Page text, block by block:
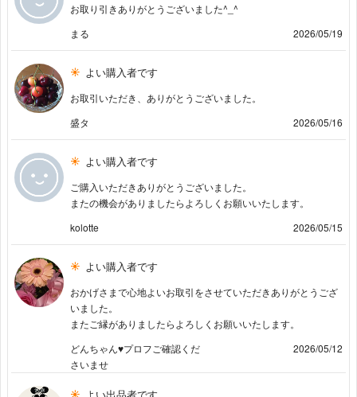
お取り引きありがとうございました^_^
まる
2026/05/19
よい購入者です
お取引いただき、ありがとうございました。
盛タ
2026/05/16
よい購入者です
ご購入いただきありがとうございました。
またの機会がありましたらよろしくお願いいたします。
kolotte
2026/05/15
よい購入者です
おかげさまで心地よいお取引をさせていただきありがとうござ
いました。
またご縁がありましたらよろしくお願いいたします。
どんちゃん♥プロフご確認くだ
さいませ
2026/05/12